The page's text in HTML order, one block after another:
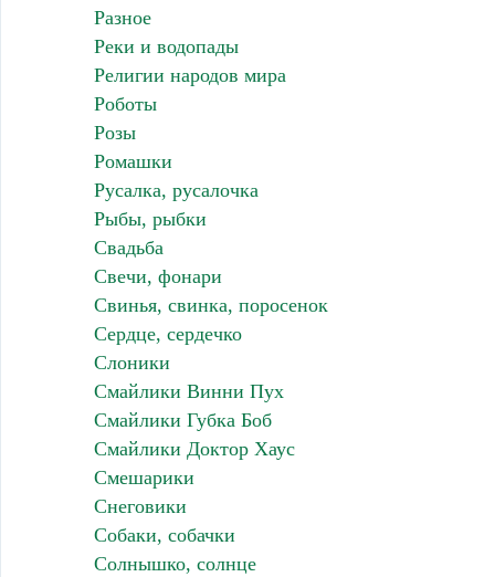
Разное
Реки и водопады
Религии народов мира
Роботы
Розы
Ромашки
Русалка, русалочка
Рыбы, рыбки
Свадьба
Свечи, фонари
Свинья, свинка, поросенок
Сердце, сердечко
Слоники
Смайлики Винни Пух
Смайлики Губка Боб
Смайлики Доктор Хаус
Смешарики
Снеговики
Собаки, собачки
Солнышко, солнце